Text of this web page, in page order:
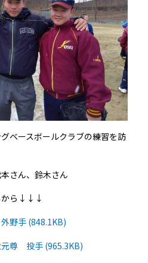
ベースボールクラブの練習を訪
さん、鈴木さん
から↓↓↓
野手 (848.1KB)
尊 投手 (965.3KB)